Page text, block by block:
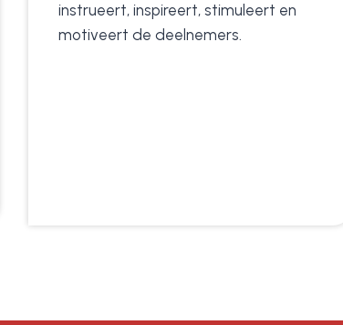
instrueert, inspireert, stimuleert en
motiveert de deelnemers.